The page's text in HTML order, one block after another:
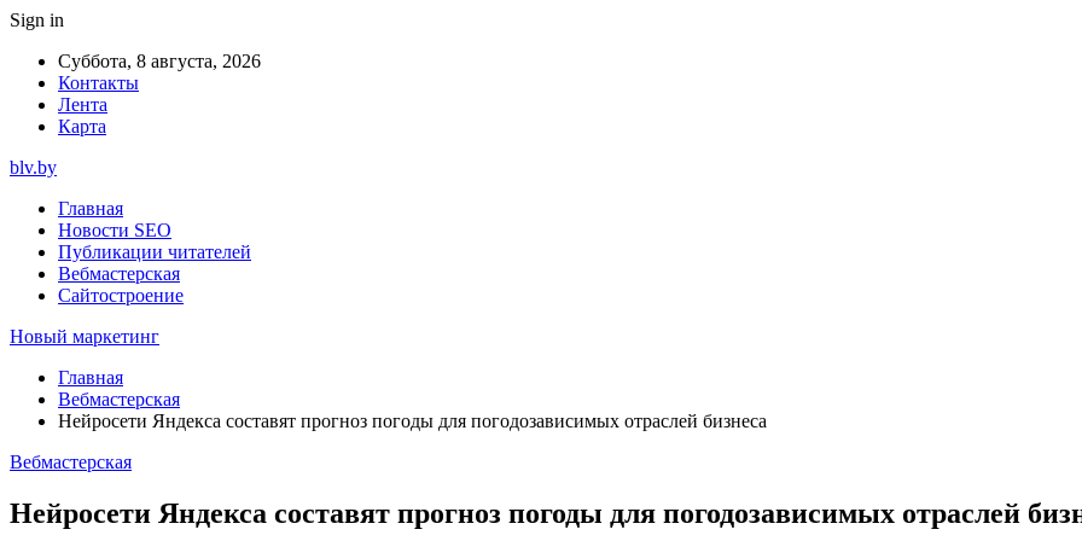
Sign in
Суббота, 8 августа, 2026
Контакты
Лента
Карта
blv.by
Главная
Новости SEO
Публикации читателей
Вебмастерская
Сайтостроение
Новый маркетинг
Главная
Вебмастерская
Нейросети Яндекса составят прогноз погоды для погодозависимых отраслей бизнеса
Вебмастерская
Нейросети Яндекса составят прогноз погоды для погодозависимых отраслей